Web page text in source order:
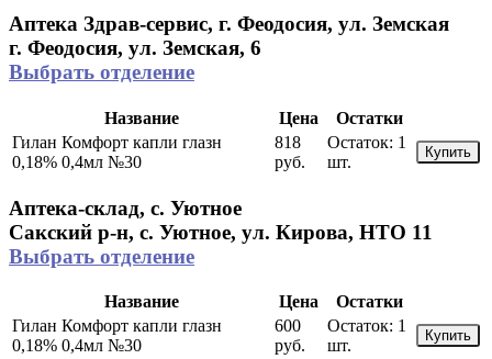
Аптека Здрав-сервис, г. Феодосия, ул. Земская
г. Феодосия, ул. Земская, 6
Выбрать отделение
Название Цена
Остатки
Гилан Комфорт капли глазн
0,18% 0,4мл №30
818
руб.
Остаток: 1
шт.
Купить
Аптека-склад, с. Уютное
Сакский р-н, с. Уютное, ул. Кирова, НТО 11
Выбрать отделение
Название Цена
Остатки
Гилан Комфорт капли глазн
0,18% 0,4мл №30
600
руб.
Остаток: 1
шт.
Купить